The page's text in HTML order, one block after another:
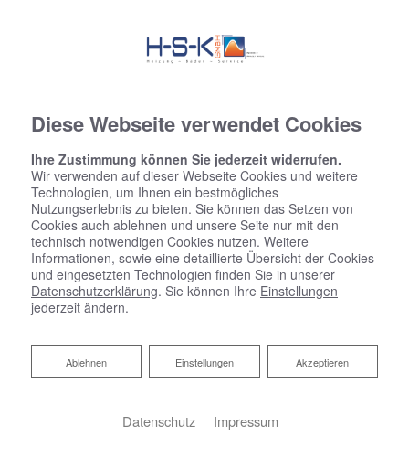
Ihr Bad zum Festpreis von H-S-K
An alles gedacht und sauber kalkuliert
Diese Webseite verwendet Cookies
Ihre Zustimmung können Sie jederzeit widerrufen.
Wir verwenden auf dieser Webseite Cookies und weitere
Technologien, um Ihnen ein bestmögliches
Nutzungserlebnis zu bieten. Sie können das Setzen von
Cookies auch ablehnen und unsere Seite nur mit den
technisch notwendigen Cookies nutzen. Weitere
Informationen, sowie eine detaillierte Übersicht der Cookies
und eingesetzten Technologien finden Sie in unserer
Datenschutzerklärung. Sie können Ihre Einstellungen
jederzeit ändern.
Akzeptieren
Einstellungen
Ablehnen
Ablehnen
Datenschutz Impressum